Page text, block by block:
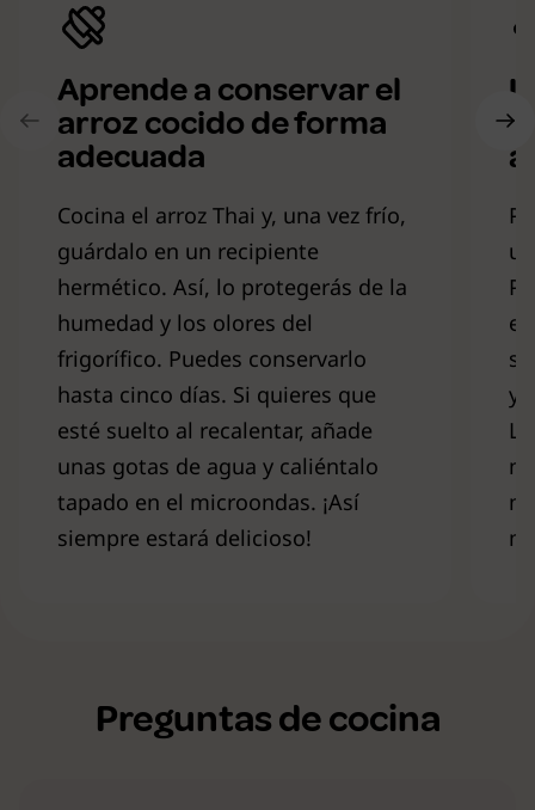
Aprende a conservar el
arroz cocido de forma
adecuada
Cocina el arroz Thai y, una vez frío,
guárdalo en un recipiente
hermético. Así, lo protegerás de la
humedad y los olores del
frigorífico. Puedes conservarlo
hasta cinco días. Si quieres que
esté suelto al recalentar, añade
unas gotas de agua y caliéntalo
tapado en el microondas. ¡Así
siempre estará delicioso!
y
Preguntas de cocina